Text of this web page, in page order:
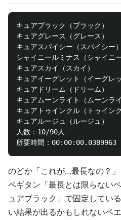
キュアブラック（ブラック）
キュアグレース（グレース）
キュアスパイシー（スパイシー）
シャイニールミナス（シャイニ
キュアスカイ（スカイ）
キュアイーグレット（イーグレッ
キュアドリーム（ドリーム）
キュアムーンライト（ムーンライ
キュアトゥインクル（トゥインク
キュアルージュ（ルージュ）
人数：10/90人
のどか「これが…最長なの？」
ペギタン「最長とは限らない
ュアブラック」で固定してい
い結果が出るかもしれないペエ